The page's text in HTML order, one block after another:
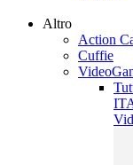
Altro
Action
Cuffie